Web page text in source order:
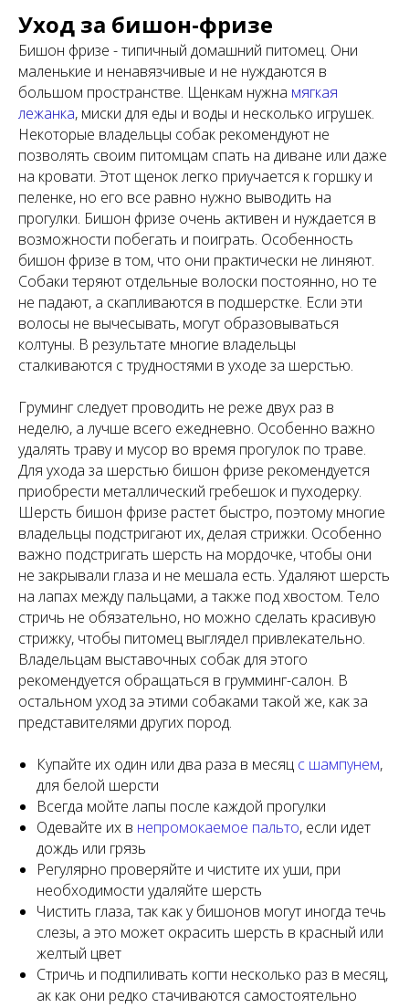
Уход за бишон-фризе
Бишон фризе - типичный домашний питомец. Они
маленькие и ненавязчивые и не нуждаются в
большом пространстве. Щенкам нужна мягкая
лежанка, миски для еды и воды и несколько игрушек.
Некоторые владельцы собак рекомендуют не
позволять своим питомцам спать на диване или даже
на кровати. Этот щенок легко приучается к горшку и
пеленке, но его все равно нужно выводить на
прогулки. Бишон фризе очень активен и нуждается в
возможности побегать и поиграть. Особенность
бишон фризе в том, что они практически не линяют.
Собаки теряют отдельные волоски постоянно, но те
не падают, а скапливаются в подшерстке. Если эти
волосы не вычесывать, могут образовываться
колтуны. В результате многие владельцы
сталкиваются с трудностями в уходе за шерстью.
Груминг следует проводить не реже двух раз в
неделю, а лучше всего ежедневно. Особенно важно
удалять траву и мусор во время прогулок по траве.
Для ухода за шерстью бишон фризе рекомендуется
приобрести металлический гребешок и пуходерку.
Шерсть бишон фризе растет быстро, поэтому многие
владельцы подстригают их, делая стрижки. Особенно
важно подстригать шерсть на мордочке, чтобы они
не закрывали глаза и не мешала есть. Удаляют шерсть
на лапах между пальцами, а также под хвостом. Тело
стричь не обязательно, но можно сделать красивую
стрижку, чтобы питомец выглядел привлекательно.
Владельцам выставочных собак для этого
рекомендуется обращаться в грумминг-салон. В
остальном уход за этими собаками такой же, как за
представителями других пород.
Купайте их один или два раза в месяц с шампунем,
для белой шерсти
Всегда мойте лапы после каждой прогулки
Одевайте их в непромокаемое пальто, если идет
дождь или грязь
Регулярно проверяйте и чистите их уши, при
необходимости удаляйте шерсть
Чистить глаза, так как у бишонов могут иногда течь
слезы, а это может окрасить шерсть в красный или
желтый цвет
Стричь и подпиливать когти несколько раз в месяц,
ак как они редко стачиваются самостоятельно